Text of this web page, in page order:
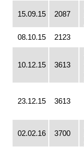
15.09.15 2087
08.10.15 2123
10.12.15 3613
23.12.15 3613
02.02.16 3700